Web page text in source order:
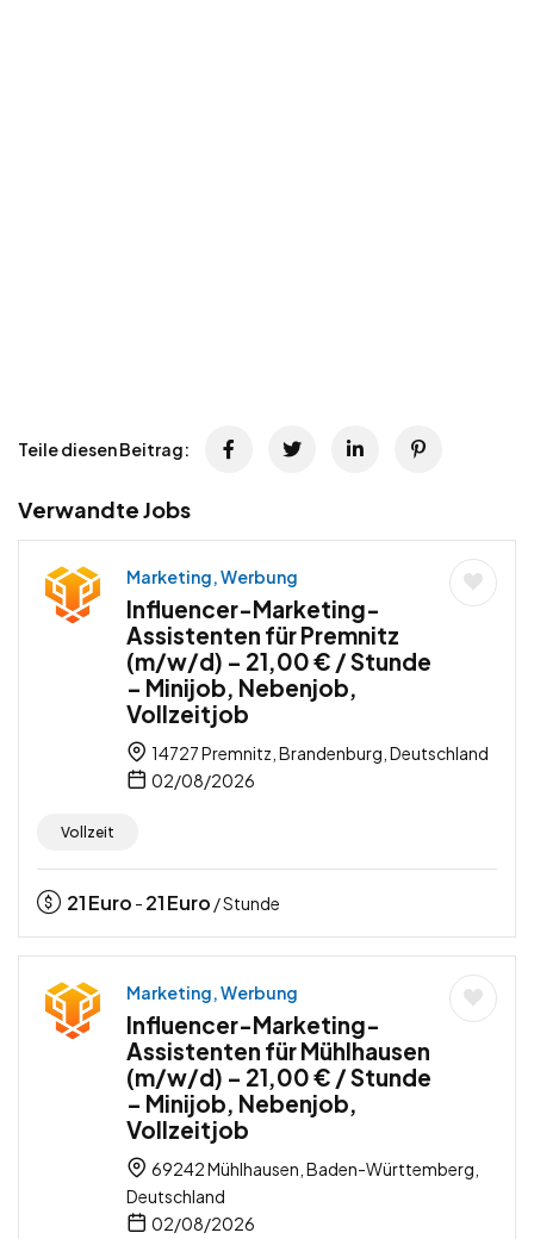
Teile diesen Beitrag:
Verwandte Jobs
Marketing, Werbung
Influencer-Marketing-
Assistenten für Premnitz
(m/w/d) – 21,00 € / Stunde
– Minijob, Nebenjob,
Vollzeitjob
14727 Premnitz, Brandenburg, Deutschland
02/08/2026
Vollzeit
21Euro - 21Euro / Stunde
Marketing, Werbung
Influencer-Marketing-
Assistenten für Mühlhausen
(m/w/d) – 21,00 € / Stunde
– Minijob, Nebenjob,
Vollzeitjob
69242 Mühlhausen, Baden-Württemberg,
Deutschland
02/08/2026